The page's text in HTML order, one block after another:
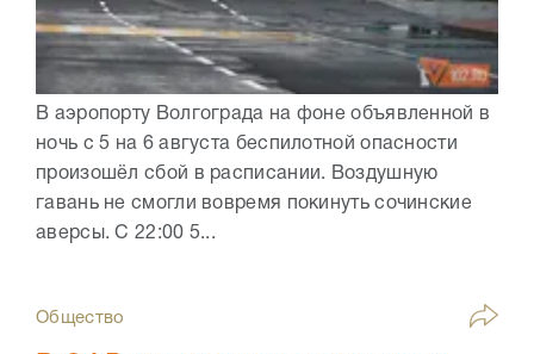
В аэропорту Волгограда на фоне объявленной в
ночь с 5 на 6 августа беспилотной опасности
произошёл сбой в расписании. Воздушную
гавань не смогли вовремя покинуть сочинские
аверсы. С 22:00 5...
Общество